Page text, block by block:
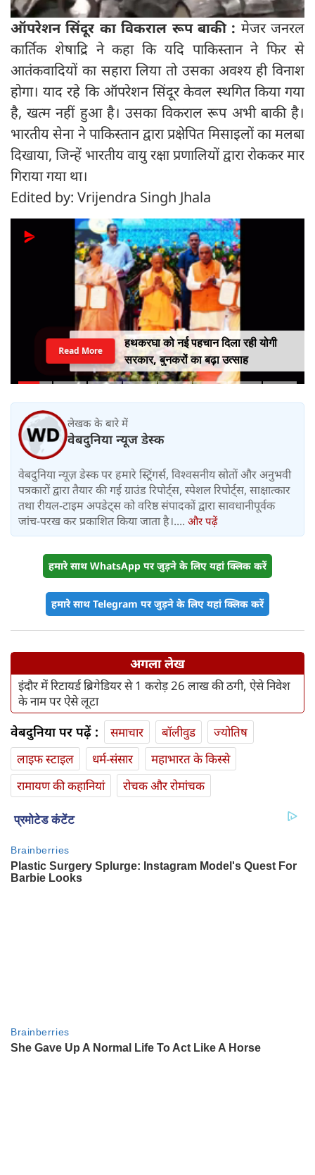
ऑपरेशन सिंदूर का विकराल रूप बाकी : मेजर जनरल
कार्तिक शेषाद्रि ने कहा कि यदि पाकिस्तान ने फिर से
आतंकवादियों का सहारा लिया तो उसका अवश्य ही विनाश
होगा। याद रहे कि ऑपरेशन सिंदूर केवल स्थगित किया गया
है, खत्म नहीं हुआ है। उसका विकराल रूप अभी बाकी है।
भारतीय सेना ने पाकिस्तान द्वारा प्रक्षेपित मिसाइलों का मलबा
दिखाया, जिन्हें भारतीय वायु रक्षा प्रणालियों द्वारा रोककर मार
गिराया गया था।
Edited by: Vrijendra Singh Jhala
हथकरघा को नई पहचान दिला रही योगी
सरकार, बुनकरों का बढ़ा उत्साह
Read More
लेखक के बारे में
वेबदुनिया न्यूज डेस्क
वेबदुनिया न्यूज़ डेस्क पर हमारे स्ट्रिंगर्स, विश्वसनीय स्रोतों और अनुभवी
पत्रकारों द्वारा तैयार की गई ग्राउंड रिपोर्ट्स, स्पेशल रिपोर्ट्स, साक्षात्कार
तथा रीयल-टाइम अपडेट्स को वरिष्ठ संपादकों द्वारा सावधानीपूर्वक
जांच-परख कर प्रकाशित किया जाता है।.... और पढ़ें
हमारे साथ WhatsApp पर जुड़ने के लिए यहां क्लिक करें
हमारे साथ Telegram पर जुड़ने के लिए यहां क्लिक करें
अगला लेख
इंदौर में रिटायर्ड ब्रिगेडियर से 1 करोड़ 26 लाख की ठगी, ऐसे निवेश
के नाम पर ऐसे लूटा
वेबदुनिया पर पढ़ें : समाचार बॉलीवुड
ज्योतिष
लाइफ स्‍टाइल
धर्म-संसार
महाभारत के किस्से
रामायण की कहानियां
रोचक और रोमांचक